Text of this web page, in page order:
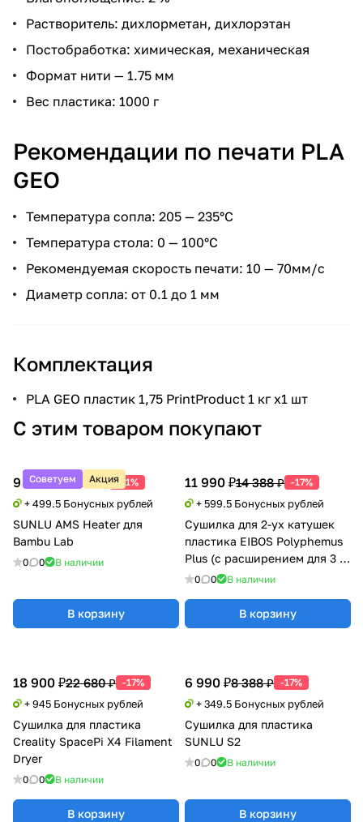
Растворитель: дихлорметан, дихлорэтан
Постобработка: химическая, механическая
Формат нити — 1.75 мм
Вес пластика: 1000 г
Рекомендации по печати PLA
GEO
Температура сопла: 205 — 235°С
Температура стола: 0 — 100°С
Рекомендуемая скорость печати: 10 — 70мм/с
Диаметр сопла: от 0.1 до 1 мм
Комплектация
PLA GEO пластик 1,75 PrintProduct 1 кг x1 шт
С этим товаром покупают
Советуем Акция
9 990 ₽20 388 ₽ -51%
+ 499.5 Бонусных рублей
SUNLU AMS Heater для
Bambu Lab
0 0 В наличии
В корзину
11 990 ₽14 388 ₽ -17%
+ 599.5 Бонусных рублей
Сушилка для 2-ух катушек
пластика EIBOS Polyphemus
Plus (с расширением для 3 кг
катушки)
0 0 В наличии
В корзину
18 900 ₽22 680 ₽ -17%
+ 945 Бонусных рублей
Сушилка для пластика
Creality SpacePi X4 Filament
Dryer
0 0 В наличии
В корзину
6 990 ₽8 388 ₽ -17%
+ 349.5 Бонусных рублей
Сушилка для пластика
SUNLU S2
0 0 В наличии
В корзину